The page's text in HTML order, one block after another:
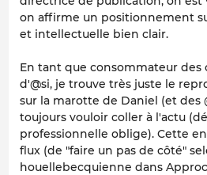
on affirme un positionnement
et intellectuelle bien clair.
En tant que consommateur des
d'@si, je trouve très juste le
sur la marotte de Daniel (et des
toujours vouloir coller à l'actu
professionnelle oblige). Cette
flux (de "faire un pas de côté"
houellebecquienne dans